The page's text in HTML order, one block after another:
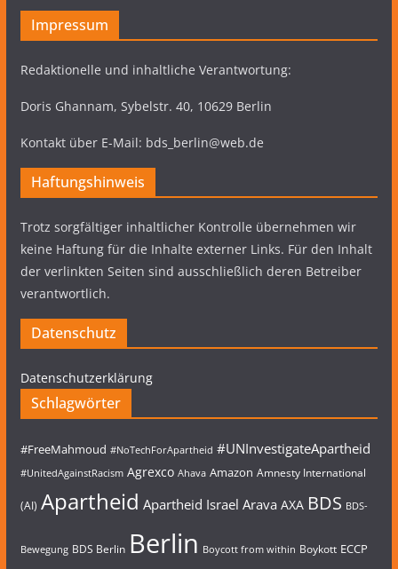
Impressum
Redaktionelle und inhaltliche Verantwortung:
Doris Ghannam, Sybelstr. 40, 10629 Berlin
Kontakt über E-Mail: bds_berlin@web.de
Haftungshinweis
Trotz sorgfältiger inhaltlicher Kontrolle übernehmen wir
keine Haftung für die Inhalte externer Links. Für den Inhalt
der verlinkten Seiten sind ausschließlich deren Betreiber
verantwortlich.
Datenschutz
Datenschutzerklärung
Schlagwörter
#FreeMahmoud #NoTechForApartheid #UNInvestigateApartheid
#UnitedAgainstRacism Agrexco Ahava Amazon Amnesty International
(AI) Apartheid Apartheid Israel Arava AXA BDS BDS-
Bewegung BDS Berlin Berlin Boycott from within Boykott ECCP